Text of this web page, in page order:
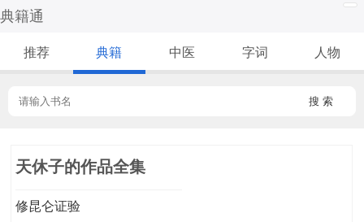
典籍通
推荐 典籍 中医 字词 人物
搜 索
天休子的作品全集
修昆仑证验